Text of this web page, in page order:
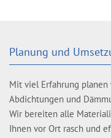
Planung und
Mit viel Erfahrung
Abdichtungen und
Wir bereiten alle
Ihnen vor Ort rasch und